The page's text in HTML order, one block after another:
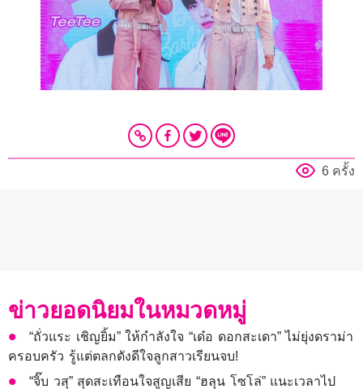
6 ครั้ง
ข่าวยอดนิยมในหมวดหมู่
“ถั่วแระ เชิญยิ้ม” ให้กำลังใจ “เด๋อ ดอกสะเดา” ไม่ยุ่งดราม่า
ครอบครัว รู้แต่ตลกดังดีใจลูกสาวเรียนจบ!
“จิ๊บ วสุ” สุดสะเทือนใจสูญเสีย “ฮลุน โซโล่” แนะเวลาไป